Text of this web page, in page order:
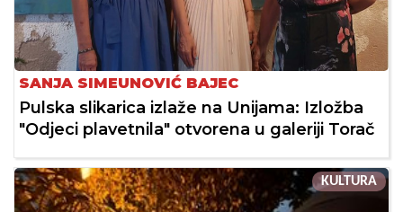
SANJA SIMEUNOVIĆ BAJEC
Pulska slikarica izlaže na Unijama: Izložba
"Odjeci plavetnila" otvorena u galeriji Torač
KULTURA